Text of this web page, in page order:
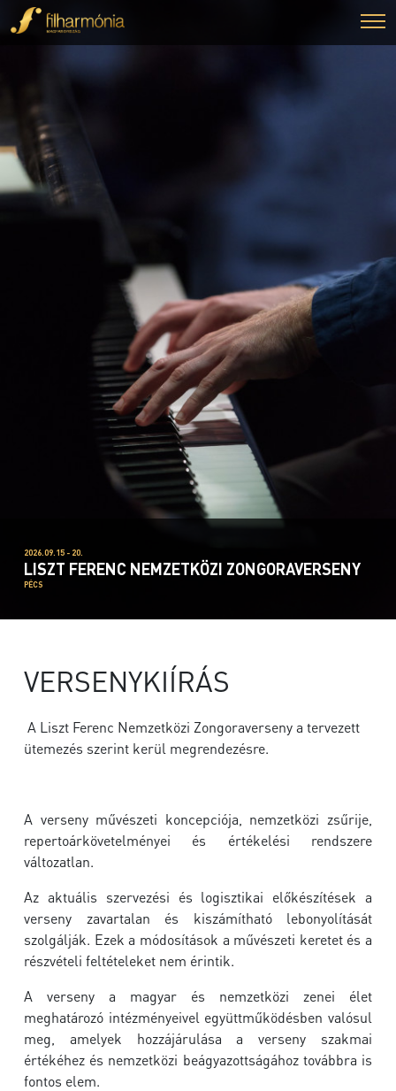
2026.09.15 - 20.
LISZT FERENC NEMZETKÖZI ZONGORAVERSENY
PÉCS
VERSENYKIÍRÁS
A Liszt Ferenc Nemzetközi Zongoraverseny a tervezett
ütemezés szerint kerül megrendezésre.
A verseny művészeti koncepciója, nemzetközi zsűrije,
repertoárkövetelményei és értékelési rendszere
változatlan.
Az aktuális szervezési és logisztikai előkészítések a
verseny zavartalan és kiszámítható lebonyolítását
szolgálják. Ezek a módosítások a művészeti keretet és a
részvételi feltételeket nem érintik.
A verseny a magyar és nemzetközi zenei élet
meghatározó intézményeivel együttműködésben valósul
meg, amelyek hozzájárulása a verseny szakmai
értékéhez és nemzetközi beágyazottságához továbbra is
fontos elem.